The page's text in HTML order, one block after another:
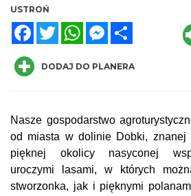
USTROŃ
FacebookTwitterWhatsAppMessenger
DODAJ DO PLANERA
Nasze gospodarstwo
od miasta w dolinie Dobki, znanej
pięknej okolicy nasyconej
uroczymi lasami, w których
stworzonka, jak i pięknymi